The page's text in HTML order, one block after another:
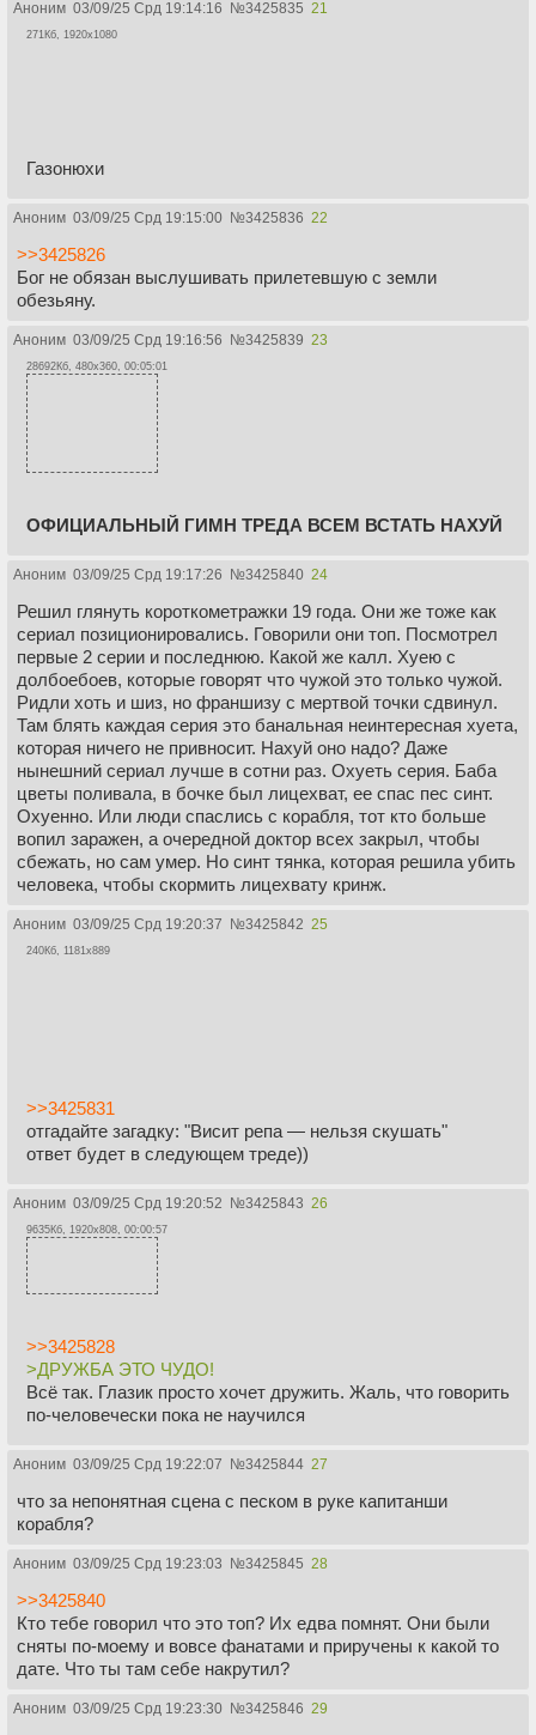
Аноним 03/09/25 Срд 19:14:16 №3425835 21
271Кб, 1920x1080
Газонюхи
Аноним 03/09/25 Срд 19:15:00 №3425836 22
>>3425826
Бог не обязан выслушивать прилетевшую с земли
обезьяну.
Аноним 03/09/25 Срд 19:16:56 №3425839 23
28692Кб, 480x360, 00:05:01
ОФИЦИАЛЬНЫЙ ГИМН ТРЕДА ВСЕМ ВСТАТЬ НАХУЙ
Аноним 03/09/25 Срд 19:17:26 №3425840 24
Решил глянуть короткометражки 19 года. Они же тоже как
сериал позиционировались. Говорили они топ. Посмотрел
первые 2 серии и последнюю. Какой же калл. Хуею с
долбоебоев, которые говорят что чужой это только чужой.
Ридли хоть и шиз, но франшизу с мертвой точки сдвинул.
Там блять каждая серия это банальная неинтересная хуета,
которая ничего не привносит. Нахуй оно надо? Даже
нынешний сериал лучше в сотни раз. Охуеть серия. Баба
цветы поливала, в бочке был лицехват, ее спас пес синт.
Охуенно. Или люди спаслись с корабля, тот кто больше
вопил заражен, а очередной доктор всех закрыл, чтобы
сбежать, но сам умер. Но синт тянка, которая решила убить
человека, чтобы скормить лицехвату кринж.
Аноним 03/09/25 Срд 19:20:37 №3425842 25
240Кб, 1181x889
>>3425831
отгадайте загадку: "Висит репа — нельзя скушать"
ответ будет в следующем треде))
Аноним 03/09/25 Срд 19:20:52 №3425843 26
9635Кб, 1920x808, 00:00:57
>>3425828
>ДРУЖБА ЭТО ЧУДО!
Всё так. Глазик просто хочет дружить. Жаль, что говорить
по-человечески пока не научился
Аноним 03/09/25 Срд 19:22:07 №3425844 27
что за непонятная сцена с песком в руке капитанши
корабля?
Аноним 03/09/25 Срд 19:23:03 №3425845 28
>>3425840
Кто тебе говорил что это топ? Их едва помнят. Они были
сняты по-моему и вовсе фанатами и приручены к какой то
дате. Что ты там себе накрутил?
Аноним 03/09/25 Срд 19:23:30 №3425846 29